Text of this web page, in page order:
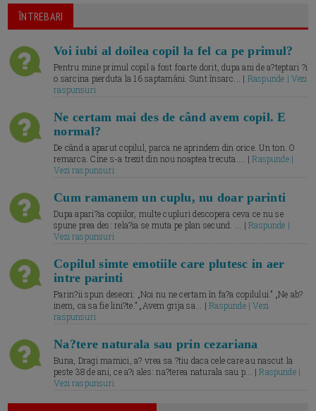
ÎNTREBARI
Voi iubi al doilea copil la fel ca pe primul?
Pentru mine primul copil a fost foarte dorit, dupa ani de a?teptari ?i
o sarcina pierduta la 16 saptamâni. Sunt însarc... | Raspunde | Vezi
raspunsuri
Ne certam mai des de când avem copil. E
normal?
De când a aparut copilul, parca ne aprindem din orice. Un ton. O
remarca. Cine s-a trezit din nou noaptea trecuta.... |Raspunde |
Vezi raspunsuri
Cum ramanem un cuplu, nu doar parinti
Dupa apari?ia copiilor, multe cupluri descopera ceva ce nu se
spune prea des: rela?ia se muta pe plan secund. ... |Raspunde |
Vezi raspunsuri
Copilul simte emotiile care plutesc in aer
intre parinti
Parin?ii spun deseori: „Noi nu ne certam în fa?a copilului.” „Ne ab?
inem, ca sa fie lini?te.” „Avem grija sa... |Raspunde | Vezi
raspunsuri
Na?tere naturala sau prin cezariana
Buna, Dragi mamici, a? vrea sa ?tiu daca cele care au nascut la
peste 38 de ani, ce a?i ales: na?terea naturala sau p... |Raspunde |
Vezi raspunsuri